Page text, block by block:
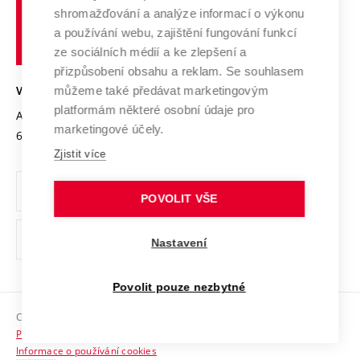
Transfer znalostí
Open Science
Projekty
Projekty ze strukturálních fondů
Specifický výzkum
Mezinárodní dohody
Univerzitní sítě
Udržitelná univerzita
Podnikavá univerzita / ContriBUTe
Bezpečná univerzita
Vyznamenání
Organizační struktura
Ochrana osobních údajů
odkaz)
Sociální bezpečí
HR Award
učení
technické
Brně
VYSOKÉ UČENÍ TECHNICKÉ V BRNĚ
Antonínská 548/1
602 00 Brno
www.vut.cz
vut@vutbr.cz
Copyright © 2026 VUT
Prohlášení o přístupnosti
Informace o používání cookies
shromažďování a analýze informací o výkonu
a používání webu, zajištění fungování funkcí
ze sociálních médií a ke zlepšení a
přizpůsobení obsahu a reklam. Se souhlasem
můžeme také předávat marketingovým
platformám některé osobní údaje pro
marketingové účely.
Zjistit více
POVOLIT VŠE
Nastavení
Povolit pouze nezbytné